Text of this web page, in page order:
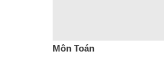
Môn Toán